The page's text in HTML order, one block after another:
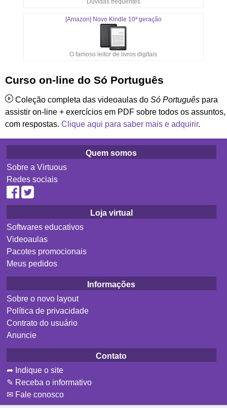
Dúvidas frequentes
[Amazon] Novo Kindle 10ª geração
O famoso leitor de livros digitais
Curso on-line do Só Português
Coleção completa das videoaulas do Só Português para
assistir on-line + exercícios em PDF sobre todos os assuntos,
com respostas. Clique aqui para saber mais e adquirir.
Quem somos
Sobre a Virtuous
Redes sociais
Loja virtual
Softwares educativos
Videoaulas
Pacotes promocionais
Meus pedidos
Informações
Sobre o novo layout
Política de privacidade
Contrato do usuário
Anuncie
Contato
➦ Indique o site
✎ Receba o informativo
✉ Fale conosco